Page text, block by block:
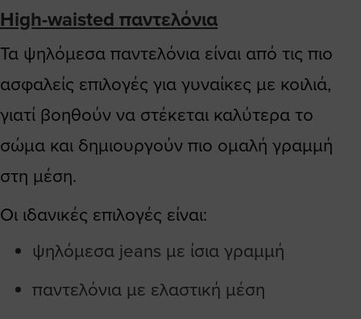
High-waisted παντελόνια
Τα ψηλόμεσα παντελόνια είναι από τις πιο
ασφαλείς επιλογές για γυναίκες με κοιλιά,
γιατί βοηθούν να στέκεται καλύτερα το
σώμα και δημιουργούν πιο ομαλή γραμμή
στη μέση.
Οι ιδανικές επιλογές είναι:
ψηλόμεσα jeans με ίσια γραμμή
παντελόνια με ελαστική μέση